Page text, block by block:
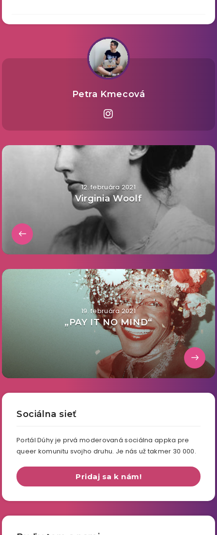
Petra Kmecová
12. februára 2021
Virginia Woolf
19. februára 2021
„PAY IT NO MIND“
Sociálna sieť
Portál Dúhy je prvá moderovaná sociálna appka pre
queer komunitu svojho druhu. Je nás už takmer 30 000.
Pridaj sa k nám!